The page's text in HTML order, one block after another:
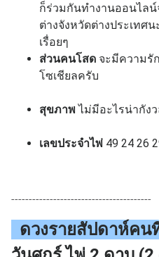
ก็ร่วมกันทำงานออนไลน์
ต่างจังหวัดต่างประเทศ
เรื่อยๆ
ส่วนคนโสด จะมีความรั
โซเชียลครับ
สุขภาพไม่มีอะไรน่ากัง
เลขประจำไพ่ 49 24 26
----------------------------------------
ดวงรายสัปดาห์คน